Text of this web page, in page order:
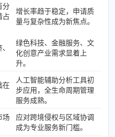
分
占
增长率趋于稳定，申请质
量与复杂性成为新焦点。
绿色科技、金融服务、文
化创意产业需求显着上
升。
在
人工智能辅助分析工具初
步应用，全生命周期管理
服务成熟。
场
应对跨境侵权与区域协调
成为专业服务新门槛。